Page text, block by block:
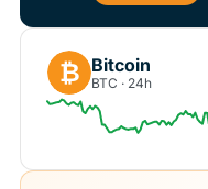
₿ Bitcoin
BTC · 24h